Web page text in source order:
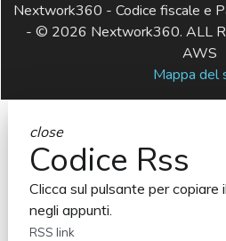
Nextwork360 - Codice fiscale e
- © 2026 Nextwork360. ALL
AWS
Mappa del
close
Codice Rss
Clicca sul pulsante per copiare
negli appunti.
RSS link